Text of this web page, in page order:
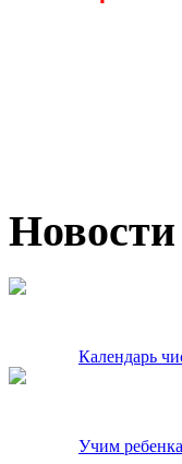
Новости
Календарь
Учим